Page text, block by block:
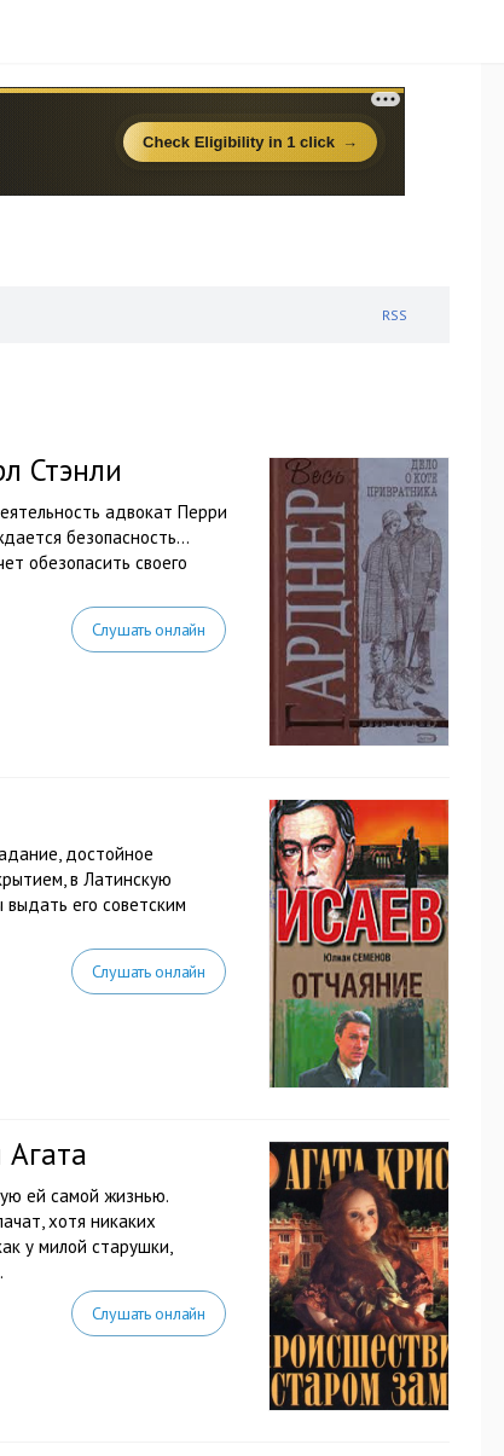
RSS
Стэнли
адвокат Перри
безопасность…
обезопасить своего
Слушать онлайн
достойное
в Латинскую
его советским
Слушать онлайн
ей самой жизнью.
хотя никаких
у милой старушки,
Слушать онлайн